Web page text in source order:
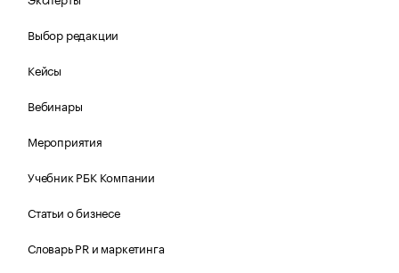
Выбор редакции
Кейсы
Вебинары
Мероприятия
Учебник РБК Компании
Статьи о бизнесе
Словарь PR и маркетинга